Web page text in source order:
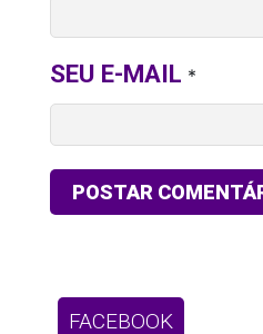
SEU E-MAIL *
FACEBOOK